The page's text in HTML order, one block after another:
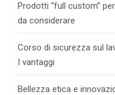
Prodotti “full custom”
da considerare
Corso di sicurezza sul
I vantaggi
Bellezza etica e